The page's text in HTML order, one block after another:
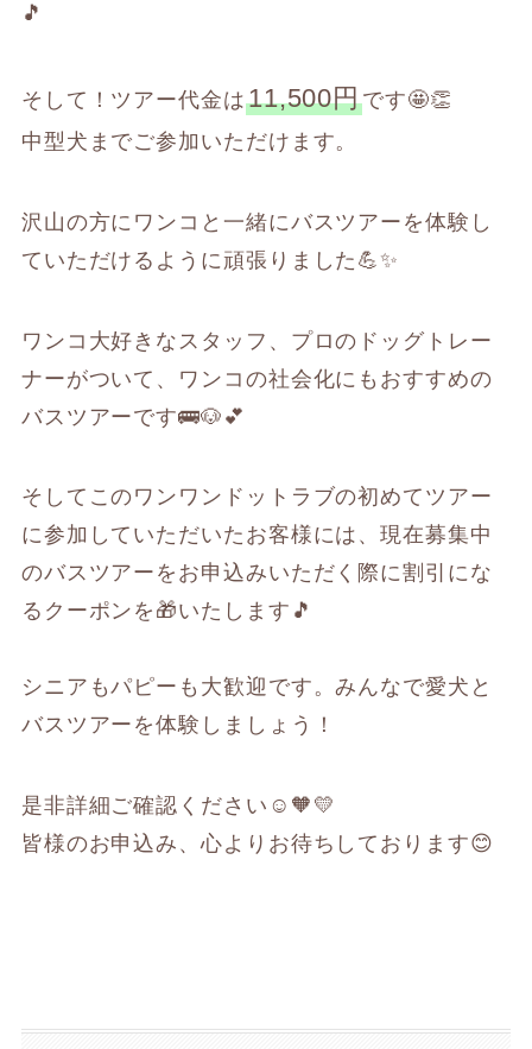
🎵
そして！ツアー代金は11,500円です🤩👏
中型犬までご参加いただけます。
沢山の方にワンコと一緒にバスツアーを体験し
ていただけるように頑張りました💪✨
ワンコ大好きなスタッフ、プロのドッグトレー
ナーがついて、ワンコの社会化にもおすすめの
バスツアーです🚌🐶💕
そしてこのワンワンドットラブの初めてツアー
に参加していただいたお客様には、現在募集中
のバスツアーをお申込みいただく際に割引にな
るクーポンを🎁いたします🎵
シニアもパピーも大歓迎です。みんなで愛犬と
バスツアーを体験しましょう！
是非詳細ご確認ください☺️🧡💛
皆様のお申込み、心よりお待ちしております😊